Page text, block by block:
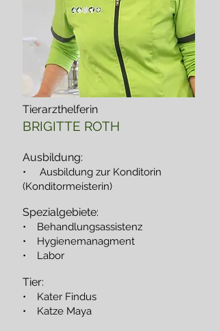
Tierarzthelferin
BRIGITTE ROTH
Ausbildung:
• Ausbildung zur Konditorin
(Konditormeisterin)
Spezialgebiete:
• Behandlungsassistenz
• Hygienemanagment
• Labor
Tier:
• Kater Findus
• Katze Maya